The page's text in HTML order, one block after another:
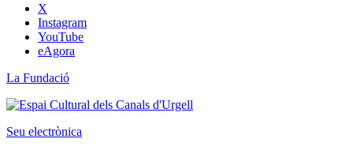
X
Instagram
YouTube
eAgora
La Fundació
Seu electrònica